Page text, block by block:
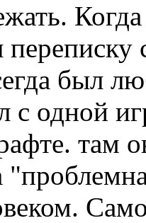
был
с одной
там